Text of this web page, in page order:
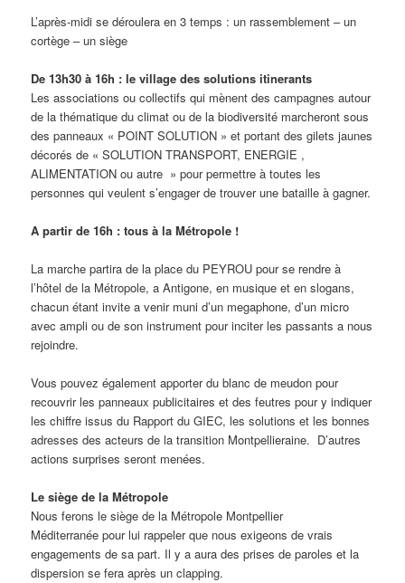
L’après-midi se déroulera en 3 temps : un rassemblement – un
cortège – un siège
De 13h30 à 16h : le village des solutions itinerants
Les associations ou collectifs qui mènent des campagnes autour
de la thématique du climat ou de la biodiversité marcheront sous
des panneaux « POINT SOLUTION » et portant des gilets jaunes
décorés de « SOLUTION TRANSPORT, ENERGIE ,
ALIMENTATION ou autre » pour permettre à toutes les
personnes qui veulent s’engager de trouver une bataille à gagner.
A partir de 16h : tous à la Métropole !
La marche partira de la place du PEYROU pour se rendre à
l’hôtel de la Métropole, a Antigone, en musique et en slogans,
chacun étant invite a venir muni d’un megaphone, d’un micro
avec ampli ou de son instrument pour inciter les passants a nous
rejoindre.
Vous pouvez également apporter du blanc de meudon pour
recouvrir les panneaux publicitaires et des feutres pour y indiquer
les chiffre issus du Rapport du GIEC, les solutions et les bonnes
adresses des acteurs de la transition Montpellieraine. D’autres
actions surprises seront menées.
Le siège de la Métropole
Nous ferons le siège de la Métropole Montpellier
Méditerranée pour lui rappeler que nous exigeons de vrais
engagements de sa part. Il y a aura des prises de paroles et la
dispersion se fera après un clapping.